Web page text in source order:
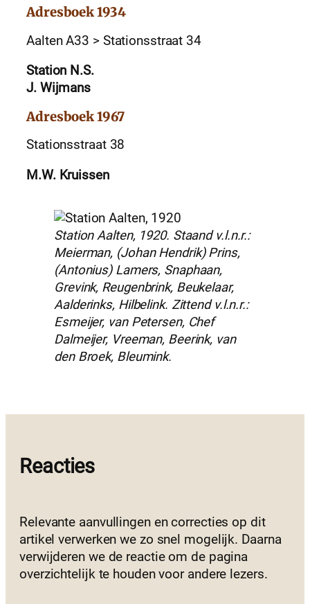
Adresboek 1934
Aalten A33 > Stationsstraat 34
Station N.S.
J. Wijmans
Adresboek 1967
Stationsstraat 38
M.W. Kruissen
Station Aalten, 1920. Staand v.l.n.r.:
Meierman, (Johan Hendrik) Prins,
(Antonius) Lamers, Snaphaan,
Grevink, Reugenbrink, Beukelaar,
Aalderinks, Hilbelink. Zittend v.l.n.r.:
Esmeijer, van Petersen, Chef
Dalmeijer, Vreeman, Beerink, van
den Broek, Bleumink.
Reacties
Relevante aanvullingen en correcties op dit
artikel verwerken we zo snel mogelijk. Daarna
verwijderen we de reactie om de pagina
overzichtelijk te houden voor andere lezers.